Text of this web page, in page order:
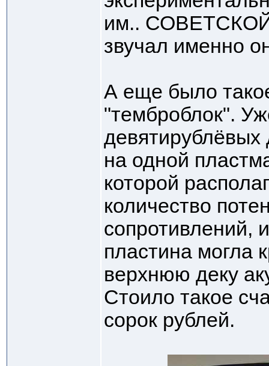
им..
звучал именно
А еще было
"темброблок".
девятирублёвых
на одной
которой
количество
сопротивлений,
пластина могла
верхнюю деку
Стоило такое
сорок рублей.